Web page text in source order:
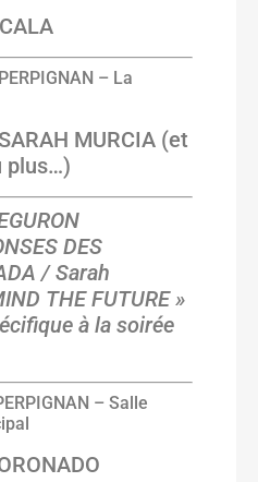
PERPIGNAN – La
MURCIA (et
plus…)
DES
/ Sarah
THE FUTURE »
à la soirée
– Salle